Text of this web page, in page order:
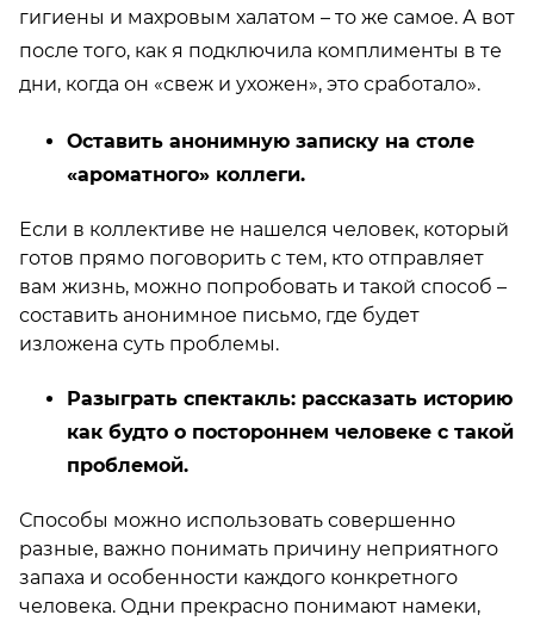
гигиены и махровым халатом – то же самое. А вот
после того, как я подключила комплименты в те
дни, когда он «свеж и ухожен», это сработало».
Оставить анонимную записку на столе
«ароматного» коллеги.
Если в коллективе не нашелся человек, который
готов прямо поговорить с тем, кто отправляет
вам жизнь, можно попробовать и такой способ –
составить анонимное письмо, где будет
изложена суть проблемы.
Разыграть спектакль: рассказать историю
как будто о постороннем человеке с такой
проблемой.
Способы можно использовать совершенно
разные, важно понимать причину неприятного
запаха и особенности каждого конкретного
человека. Одни прекрасно понимают намеки,